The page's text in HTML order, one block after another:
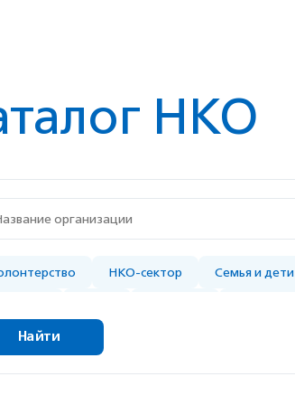
НКО
НКО-сектор Семья и дети
для НКО